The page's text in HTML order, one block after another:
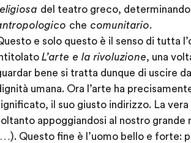
del teatro greco,
che comunitario.
e solo questo è il senso di tutta
L’arte e la rivoluzione, una
bene si tratta dunque di uscire
umana. Ora l’arte ha
il suo giusto indirizzo. La
appoggiandosi al nostro grande
Questo fine è l’uomo bello e forte: